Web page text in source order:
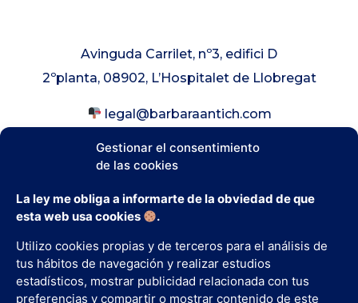
Gestionar el consentimiento
de las cookies
La ley me obliga a informarte de la obviedad de que
esta web usa cookies
.
Utilizo cookies propias y de terceros para el análisis de
tus hábitos de navegación y realizar estudios
estadísticos, mostrar publicidad relacionada con tus
preferencias y compartir o mostrar contenido de este
Avinguda Carrilet, nº3, edifici D
2ºplanta, 08902, L’Hospitalet de Llobregat
legal@barbaraantich.com
Agencia PromeSEO
2025 | Todos los
derechos reservados.